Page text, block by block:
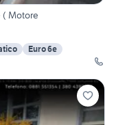
( Motore
Euro 6e